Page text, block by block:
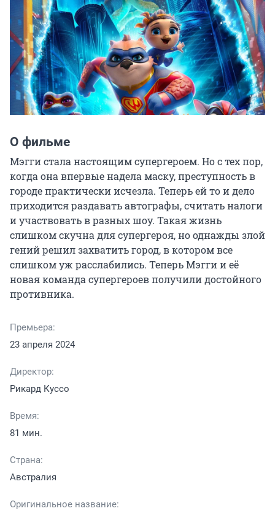
О фильме
Мэгги стала настоящим супергероем. Но с тех пор,
когда она впервые надела маску, преступность в
городе практически исчезла. Теперь ей то и дело
приходится раздавать автографы, считать налоги
и участвовать в разных шоу. Такая жизнь
слишком скучна для супергероя, но однажды злой
гений решил захватить город, в котором все
слишком уж расслабились. Теперь Мэгги и её
новая команда супергероев получили достойного
противника.
Премьера:
23 апреля 2024
Директор:
Рикард Куссо
Время:
81 мин.
Страна:
Австралия
Оригинальное название: